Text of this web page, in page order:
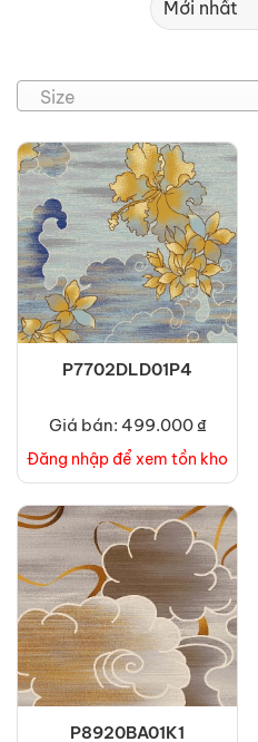
Size
P7702DLD01P4
Giá bán: 499.000 ₫
Đăng nhập để xem tồn kho
P8920BA01K1